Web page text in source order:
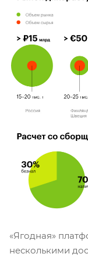
«Ягодная»
несколькими